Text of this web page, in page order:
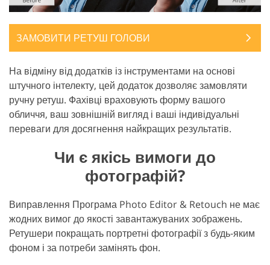
ЗАМОВИТИ РЕТУШ ГОЛОВИ
На відміну від додатків із інструментами на основі
штучного інтелекту, цей додаток дозволяє замовляти
ручну ретуш. Фахівці враховують форму вашого
обличчя, ваш зовнішній вигляд і ваші індивідуальні
переваги для досягнення найкращих результатів.
Чи є якісь вимоги до
фотографій?
Виправлення Програма Photo Editor & Retouch не має
жодних вимог до якості завантажуваних зображень.
Ретушери покращать портретні фотографії з будь-яким
фоном і за потреби замінять фон.